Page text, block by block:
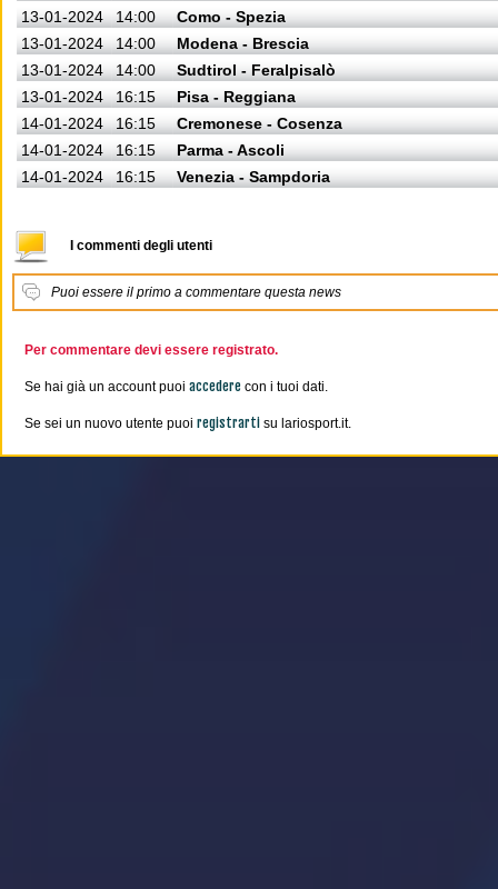
13-01-2024
14:00
Como - Spezia
13-01-2024
14:00
Modena - Brescia
13-01-2024
14:00
Sudtirol - Feralpisalò
13-01-2024
16:15
Pisa - Reggiana
14-01-2024
16:15
Cremonese - Cosenza
14-01-2024
16:15
Parma - Ascoli
14-01-2024
16:15 Venezia - Sampdoria
I commenti degli utenti
Puoi essere il primo a commentare questa news
Per commentare devi essere registrato.
Se hai già un account puoi accedere con i tuoi dati.
Se sei un nuovo utente puoi registrarti su lariosport.it.